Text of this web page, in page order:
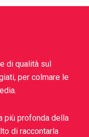
di qualità sul
per colmare le
più profonda della
di raccontarla